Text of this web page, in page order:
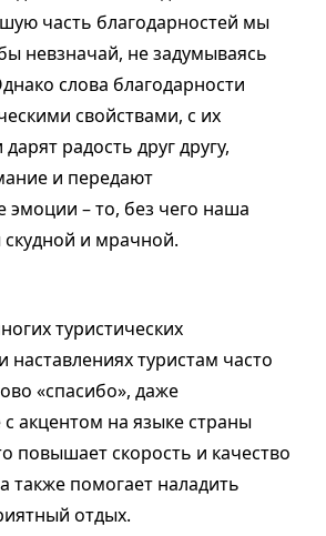
часть благодарностей мы
невзначай, не задумываясь
слова благодарности
свойствами, с их
радость друг другу,
и передают
эмоции – то, без чего наша
и мрачной.
туристических
наставлениях туристам часто
«спасибо», даже
акцентом на языке страны
повышает скорость и качество
также помогает наладить
отдых.